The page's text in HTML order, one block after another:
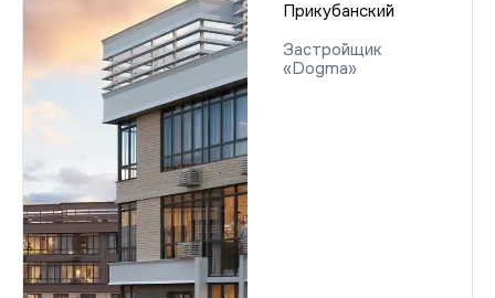
Прикубанский
Застройщик
«Dogma»